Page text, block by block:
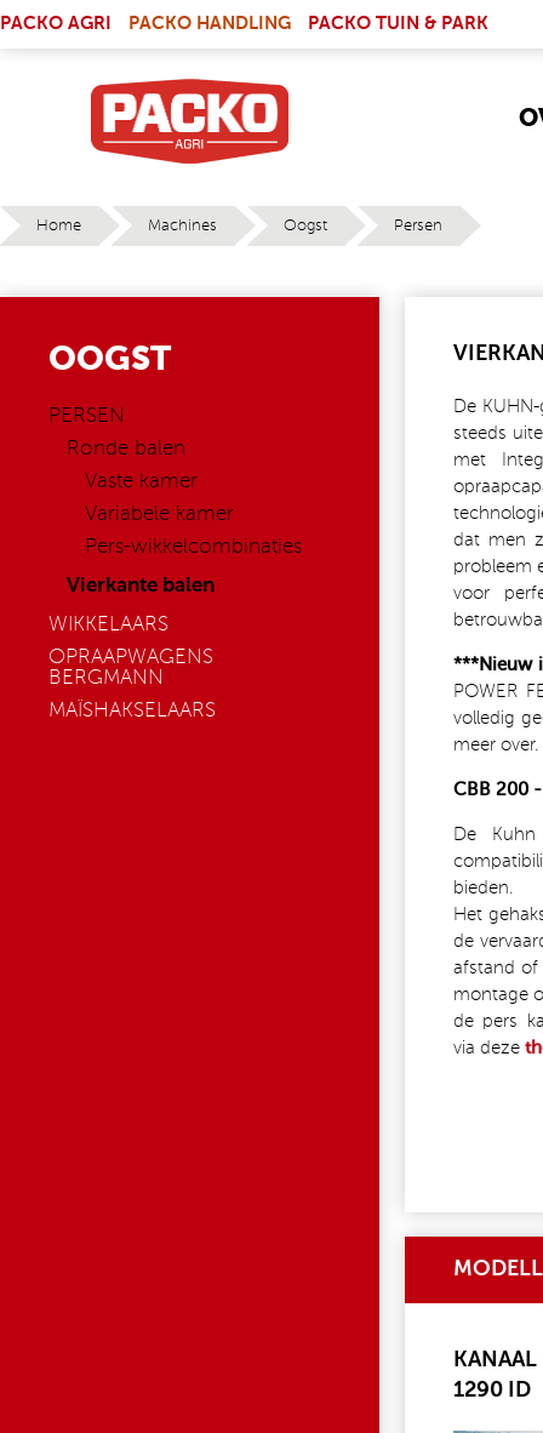
PACKO AGRI
PACKO HANDLING PACKO TUIN & PARK
Home Machines Oogst Persen
OOGST
PERSEN
Ronde balen
Vaste kamer
Variabele kamer
Pers-wikkelcombinaties
Vierkante balen
WIKKELAARS
OPRAAPWAGENS
BERGMANN
MAÏSHAKSELAARS
De
steeds
met
dat men
probleem
voor
***Nieuw
POWER
volledig
meer over.
CBB 200
De
bieden.
Het
de
afstand of
montage
de pers
via deze
1290 ID